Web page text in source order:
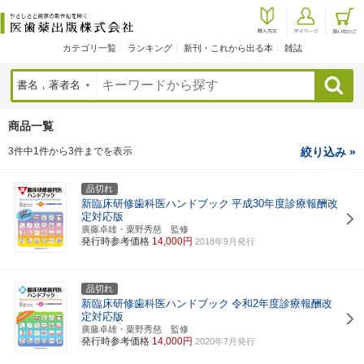
カテゴリ一覧 ランキング 新刊・これから出る本 雑誌
検索
商品一覧
3件中1件から3件までを表示 絞り込み »
品切れ
新臨床研修歯科医ハンドブック 平成30年度診療報酬改
定対応版
廣藤卓雄・粟野秀慈 監修
発行時参考価格 14,000円 2018年9月発行
品切れ
新臨床研修歯科医ハンドブック 令和2年度診療報酬改
定対応版
廣藤卓雄・粟野秀慈 監修
発行時参考価格 14,000円 2020年7月発行